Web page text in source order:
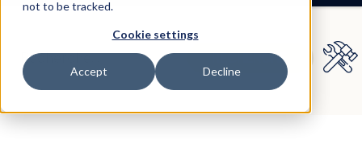
not to be tracked.
Cookie settings
Accept Decline